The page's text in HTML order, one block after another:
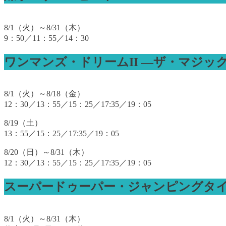
8/1（火）～8/31（木）
9：50／11：55／14：30
ワンマンズ・ドリームII ―ザ・マジッ
8/1（火）～8/18（金）
12：30／13：55／15：25／17:35／19：05
8/19（土）
13：55／15：25／17:35／19：05
8/20（日）～8/31（木）
12：30／13：55／15：25／17:35／19：05
スーパードゥーパー・ジャンピングタ
8/1（火）～8/31（木）